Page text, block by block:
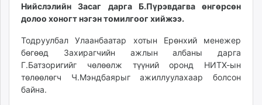
today.mn
zuv.mn
mminfo.mn
ugluu.mn
urlag.mn
unen.mn
Нийслэлийн Засаг дарга Б.Пүрэвдагва өнгөрсөн
долоо хоногт нэгэн томилгоог хийжээ.
Тодруулбал Улаанбаатар хотын Ерөнхий менежер
бөгөөд Захирагчийн ажлын албаны дарга
Г.Батзоригийг чөлөөлж түүний оронд НИТХ-ын
төлөөлөгч Ч.Мэндбаярыг ажиллуулахаар болсон
байна.